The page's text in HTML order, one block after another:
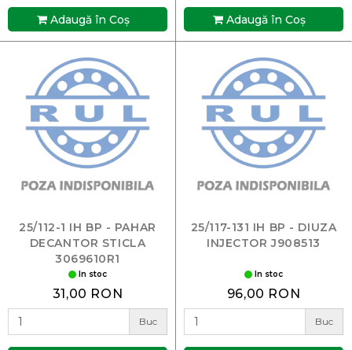
Adaugă în Coş Adaugă în Coş
25/112-1 IH BP - PAHAR
DECANTOR STICLA
3069610R1
In stoc
31,00 RON
Buc
25/117-131 IH BP - DIUZA
INJECTOR J908513
In stoc
96,00 RON
Buc